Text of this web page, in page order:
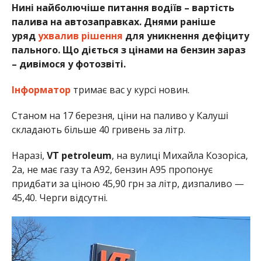
Нині найболючіше питання водіїв – вартість
палива на автозаправках. Днями раніше
урядухвалив рішення для уникнення дефіциту
пального. Що діється з цінами на бензин зараз
– дивімося у фотозвіті.
Інформатор тримає вас у курсі новин.
Станом на 17 березня, ціни на паливо у Калуші
складають більше 40 гривень за літр.
Наразі, VT petroleum, на вулиці Михайла Козоріса,
2а, не має газу та А92, бензин А95 пропонує
придбати за ціною 45,90 грн за літр, дизпаливо —
45,40. Черги відсутні.